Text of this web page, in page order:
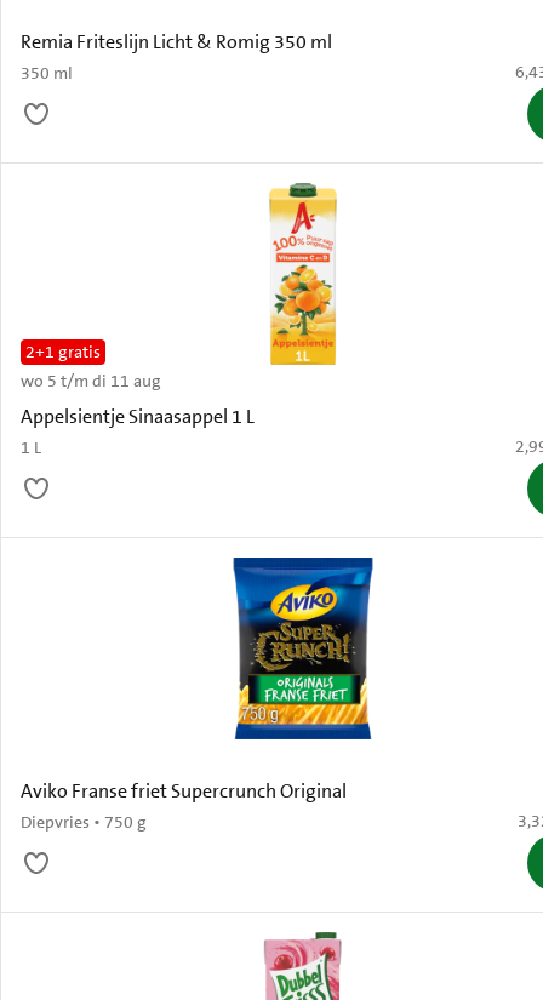
Remia Friteslijn Licht & Romig 350 ml
350 ml €
Appelsientje Sinaasappel 1 L
1 L
2+1 gratis
wo 5 t/m di 11 aug
€
Aviko Franse friet Supercrunch Original
Diepvries • 750 g €